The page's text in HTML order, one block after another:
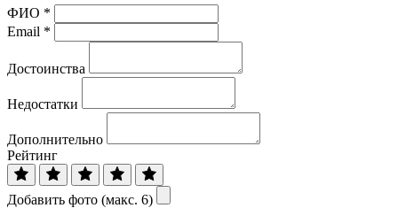
ФИО *
Email *
Достоинства
Недостатки
Дополнительно
Рейтинг
Добавить фото (макс. 6)